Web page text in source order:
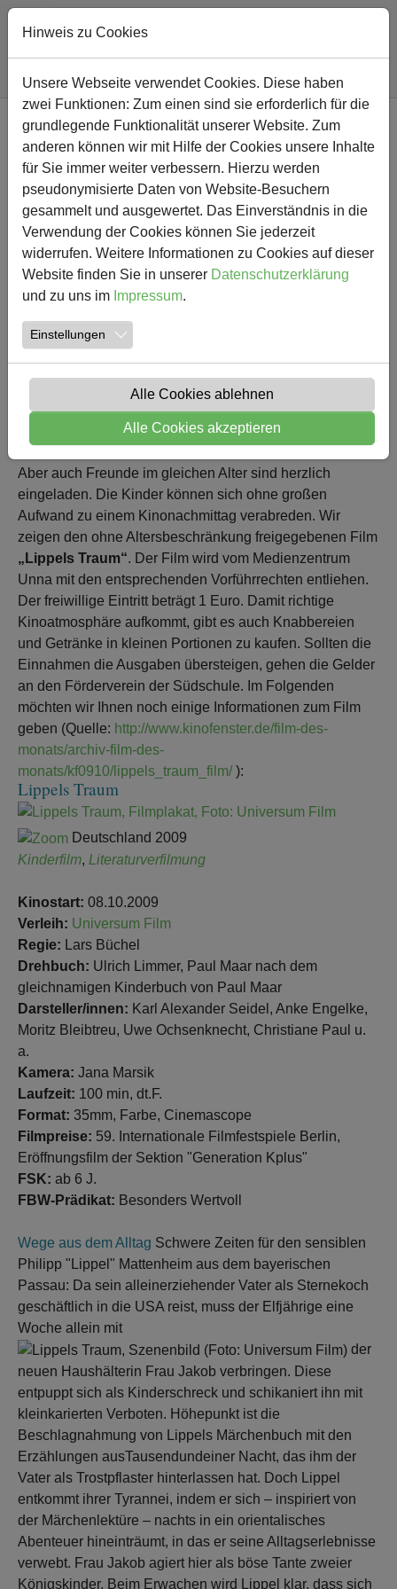
Zum Hauptinhalt springen
Sie sind hier:
Südschule Nachricht
NEWS
Kinderkino am 28.1. um 16
Uhr am Standort Süd
Pünktlich zum Schulhalbjahreswechsel findet das 7.
Kinderkino in Südkamen statt. Am
28.01.2016,wird das Forum der Südschule zum
Kinosaal.Einlass ist um 16:00 Uhr.Um etwa 18:00 Uhr
endet die Veranstaltung. Der Vorverkauf beginnt ab sofort
in den Klassen und im Sekretariat. Unser Südschulkino
ist für Grundschulkinder ab Klasse 1 und Ehemalige der
Aber auch Freunde im gleichen Alter sind herzlich
eingeladen. Die Kinder können sich ohne großen
Aufwand zu einem Kinonachmittag verabreden. Wir
zeigen den ohne Altersbeschränkung freigegebenen Film
„Lippels Traum“. Der Film wird vom Medienzentrum
Unna mit den entsprechenden Vorführrechten entliehen.
Der freiwillige Eintritt beträgt 1 Euro. Damit richtige
Kinoatmosphäre aufkommt, gibt es auch Knabbereien
und Getränke in kleinen Portionen zu kaufen. Sollten die
Einnahmen die Ausgaben übersteigen, gehen die Gelder
an den Förderverein der Südschule. Im Folgenden
möchten wir Ihnen noch einige Informationen zum Film
geben (Quelle: http://www.kinofenster.de/film-des-
monats/archiv-film-des-
monats/kf0910/lippels_traum_film/):
Lippels Traum
Deutschland 2009
Kinderfilm, Literaturverfilmung
Kinostart: 08.10.2009
Verleih: Universum Film
Regie: Lars Büchel
Drehbuch: Ulrich Limmer, Paul Maar nach dem
gleichnamigen Kinderbuch von Paul Maar
Darsteller/innen: Karl Alexander Seidel, Anke Engelke,
Moritz Bleibtreu, Uwe Ochsenknecht, Christiane Paul u.
a.
Kamera: Jana Marsik
Laufzeit: 100 min, dt.F.
Format: 35mm, Farbe, Cinemascope
Filmpreise: 59. Internationale Filmfestspiele Berlin,
Eröffnungsfilm der Sektion "Generation Kplus"
FSK: ab 6 J.
FBW-Prädikat: Besonders Wertvoll
Wege aus dem Alltag Schwere Zeiten für den sensiblen
Philipp "Lippel" Mattenheim aus dem bayerischen
Passau: Da sein alleinerziehender Vater als Sternekoch
geschäftlich in die USA reist, muss der Elfjährige eine
Woche allein mit
der
neuen Haushälterin Frau Jakob verbringen. Diese
entpuppt sich als Kinderschreck und schikaniert ihn mit
kleinkarierten Verboten. Höhepunkt ist die
Beschlagnahmung von Lippels Märchenbuch mit den
Erzählungen ausTausendundeiner Nacht, das ihm der
Vater als Trostpflaster hinterlassen hat. Doch Lippel
entkommt ihrer Tyrannei, indem er sich – inspiriert von
der Märchenlektüre – nachts in ein orientalisches
Abenteuer hineinträumt, in das er seine Alltagserlebnisse
verwebt. Frau Jakob agiert hier als böse Tante zweier
Königskinder. Beim Erwachen wird Lippel klar, dass sich
Hinweis zu Cookies
Unsere Webseite verwendet Cookies. Diese haben
zwei Funktionen: Zum einen sind sie erforderlich für die
grundlegende Funktionalität unserer Website. Zum
anderen können wir mit Hilfe der Cookies unsere Inhalte
für Sie immer weiter verbessern. Hierzu werden
pseudonymisierte Daten von Website-Besuchern
gesammelt und ausgewertet. Das Einverständnis in die
Verwendung der Cookies können Sie jederzeit
widerrufen. Weitere Informationen zu Cookies auf dieser
Website finden Sie in unserer Datenschutzerklärung
und zu uns im Impressum.
Einstellungen
Alle Cookies ablehnen
Alle Cookies akzeptieren